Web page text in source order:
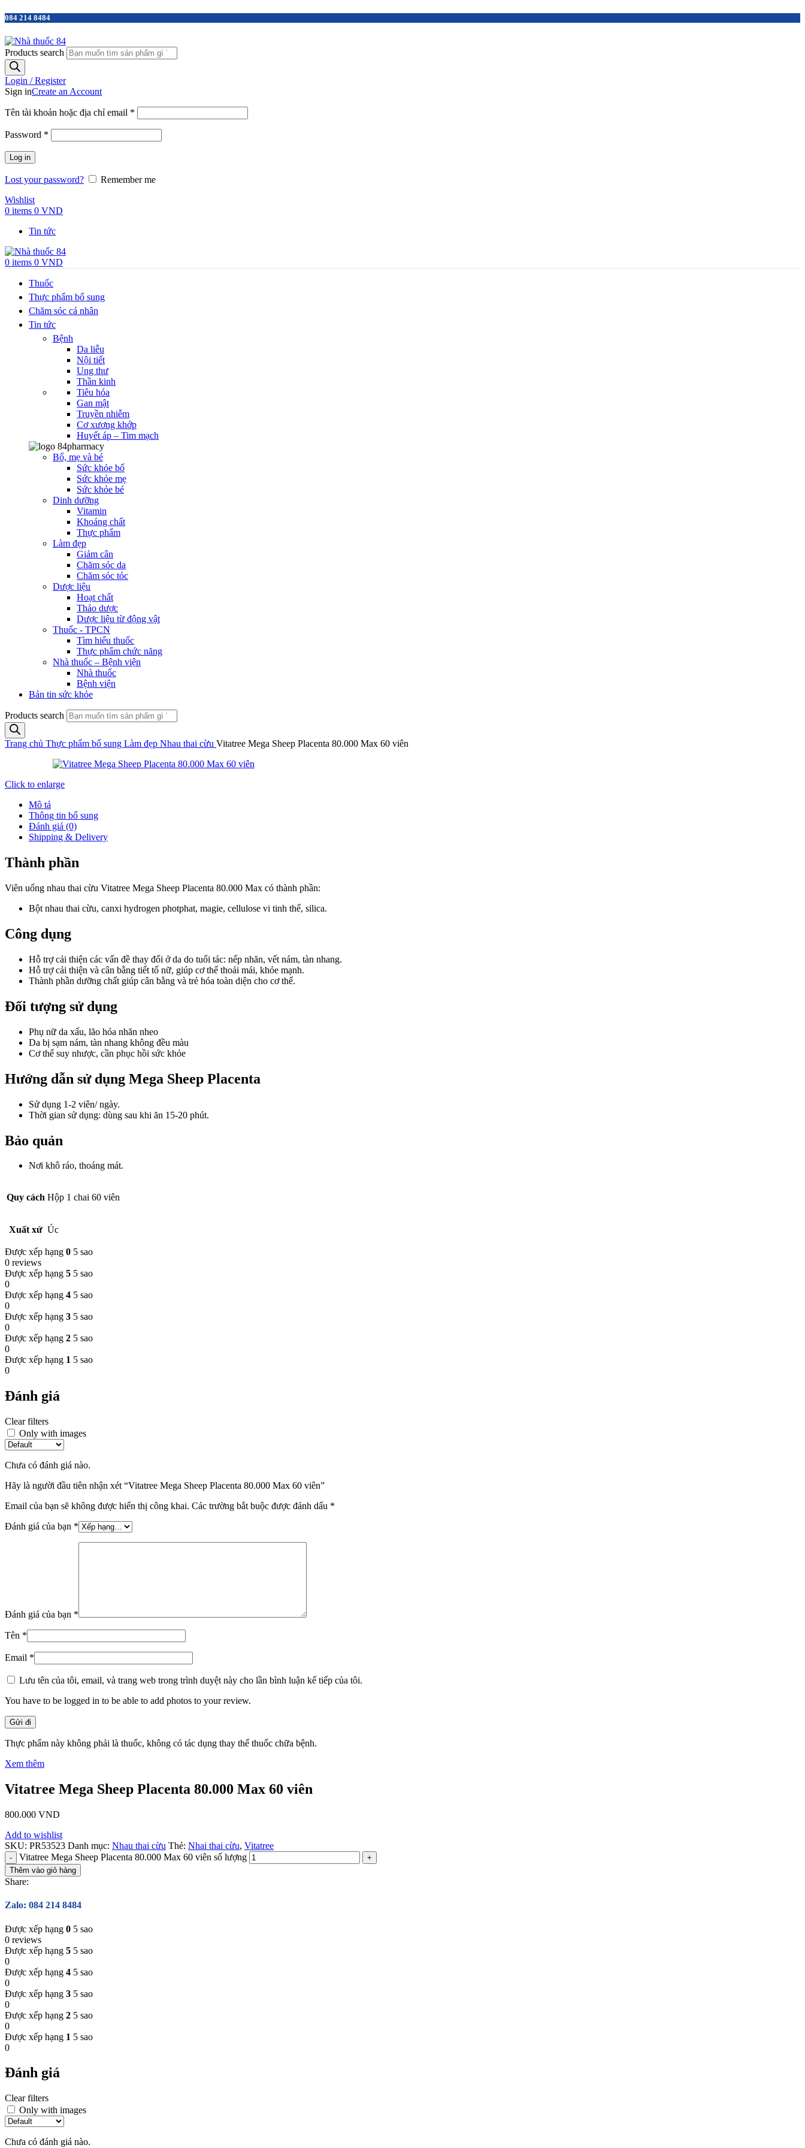
084 214 8484
Products search
Login / Register
Sign inCreate an Account
Tên tài khoản hoặc địa chỉ email *
Password *
Log in
Lost your password?
Remember me
Wishlist
0 items 0 VND
Tin tức
0 items 0 VND
Thuốc
Thực phẩm bổ sung
Chăm sóc cá nhân
Tin tức
Bệnh
Da liễu
Nội tiết
Ung thư
Thần kinh
Tiêu hóa
Gan mật
Truyền nhiễm
Cơ xương khớp
Huyết áp – Tim mạch
Bố, mẹ và bé
Sức khỏe bố
Sức khỏe mẹ
Sức khỏe bé
Dinh dưỡng
Vitamin
Khoáng chất
Thực phẩm
Làm đẹp
Giảm cân
Chăm sóc da
Chăm sóc tóc
Dược liệu
Hoạt chất
Thảo dược
Dược liệu từ động vật
Thuốc - TPCN
Tìm hiểu thuốc
Thực phẩm chức năng
Nhà thuốc – Bệnh viện
Nhà thuốc
Bệnh viện
Bản tin sức khỏe
Products search
Trang chủ Thực phẩm bổ sung Làm đẹp Nhau thai cừu Vitatree Mega Sheep Placenta 80.000 Max 60 viên
Click to enlarge
Mô tả
Thông tin bổ sung
Đánh giá (0)
Shipping & Delivery
Thành phần
Viên uống nhau thai cừu Vitatree Mega Sheep Placenta 80.000 Max có thành phần:
Bột nhau thai cừu, canxi hydrogen photphat, magie, cellulose vi tinh thể, silica.
Công dụng
Hỗ trợ cải thiện các vấn đề thay đổi ở da do tuổi tác: nếp nhăn, vết nám, tàn nhang.
Hỗ trợ cải thiện và cân bằng tiết tố nữ, giúp cơ thể thoải mái, khỏe mạnh.
Thành phần dưỡng chất giúp cân bằng và trẻ hóa toàn diện cho cơ thể.
Đối tượng sử dụng
Phụ nữ da xấu, lão hóa nhăn nheo
Da bị sạm nám, tàn nhang không đều màu
Cơ thể suy nhược, cần phục hồi sức khỏe
Hướng dẫn sử dụng Mega Sheep Placenta
Sử dụng 1-2 viên/ ngày.
Thời gian sử dụng: dùng sau khi ăn 15-20 phút.
Bảo quản
Nơi khô ráo, thoáng mát.
Quy cách Hộp 1 chai 60 viên
Xuất xứ Úc
Được xếp hạng 0 5 sao
0 reviews
Được xếp hạng 5 5 sao
0
Được xếp hạng 4 5 sao
0
Được xếp hạng 3 5 sao
0
Được xếp hạng 2 5 sao
0
Được xếp hạng 1 5 sao
0
Đánh giá
Clear filters
Only with images
Chưa có đánh giá nào.
Hãy là người đầu tiên nhận xét “Vitatree Mega Sheep Placenta 80.000 Max 60 viên”
Email của bạn sẽ không được hiển thị công khai. Các trường bắt buộc được đánh dấu *
Đánh giá của bạn *
Đánh giá của bạn *
Tên *
Email *
Lưu tên của tôi, email, và trang web trong trình duyệt này cho lần bình luận kế tiếp của tôi.
You have to be logged in to be able to add photos to your review.
Thực phẩm này không phải là thuốc, không có tác dụng thay thế thuốc chữa bệnh.
Xem thêm
Vitatree Mega Sheep Placenta 80.000 Max 60 viên
800.000 VND
Add to wishlist
SKU: PR53523 Danh mục: Nhau thai cừu Thẻ: Nhai thai cừu, Vitatree
Vitatree Mega Sheep Placenta 80.000 Max 60 viên số lượng
Thêm vào giỏ hàng
Share:
Zalo: 084 214 8484
Được xếp hạng 0 5 sao
0 reviews
Được xếp hạng 5 5 sao
0
Được xếp hạng 4 5 sao
0
Được xếp hạng 3 5 sao
0
Được xếp hạng 2 5 sao
0
Được xếp hạng 1 5 sao
0
Đánh giá
Clear filters
Only with images
Chưa có đánh giá nào.